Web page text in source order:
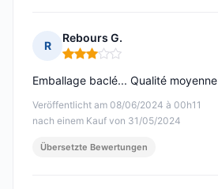
R
Rebours G.
Hinweis: 3 von 5
Veröffentlicht am 08/06/2024 à 00h11
nach einem Kauf von 31/05/2024
Emballage baclé... Qualité moyenne
Übersetzte Bewertungen